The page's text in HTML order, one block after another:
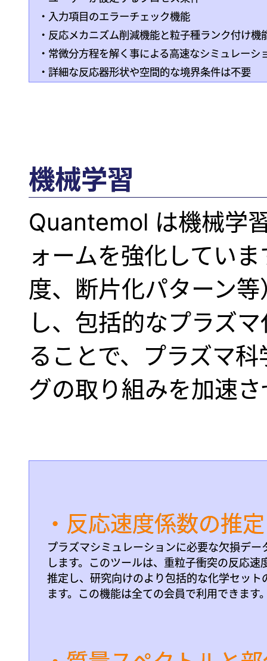
・入力項目のエラーチェック機能
・反応メカニズム削減機能と粒子種ランク付け機
・常微分方程を解く事による高速なシミュレーシ
・詳細な反応器形状や空間的な境界条件は不要
機械学習
Quantemol は機械学
ォームを強化してい
度、断片化パターン
し、包括的なプラズ
ることで、プラズマ
グの取り組みを加速
・反応速度係数の推定
プラズマシミュレーションに必要な欠損デー
します。このツールは、重粒子衝突の反応速
推定し、研究向けのより包括的な化学セット
ます。この機能は全ての会員で利用できます